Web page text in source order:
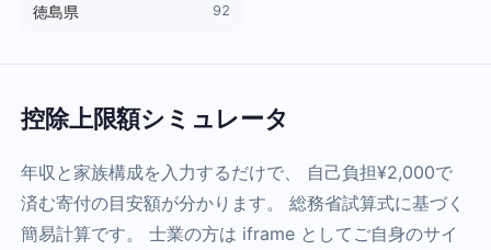
徳島県 92
控除上限額シミュレータ
年収と家族構成を入力するだけで、 自己負担¥2,000で
済む寄付の目安額が分かります。 総務省試算式に基づく
簡易計算です。 士業の方は iframe としてご自身のサイ